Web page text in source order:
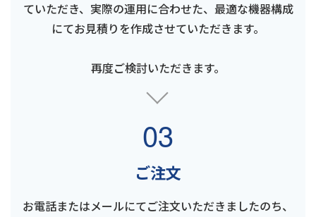
ていただき、実際の運用に合わせた、最適な機器構成
にてお見積りを作成させていただきます。
再度ご検討いただきます。
03
ご注文
お電話またはメールにてご注文いただきましたのち、